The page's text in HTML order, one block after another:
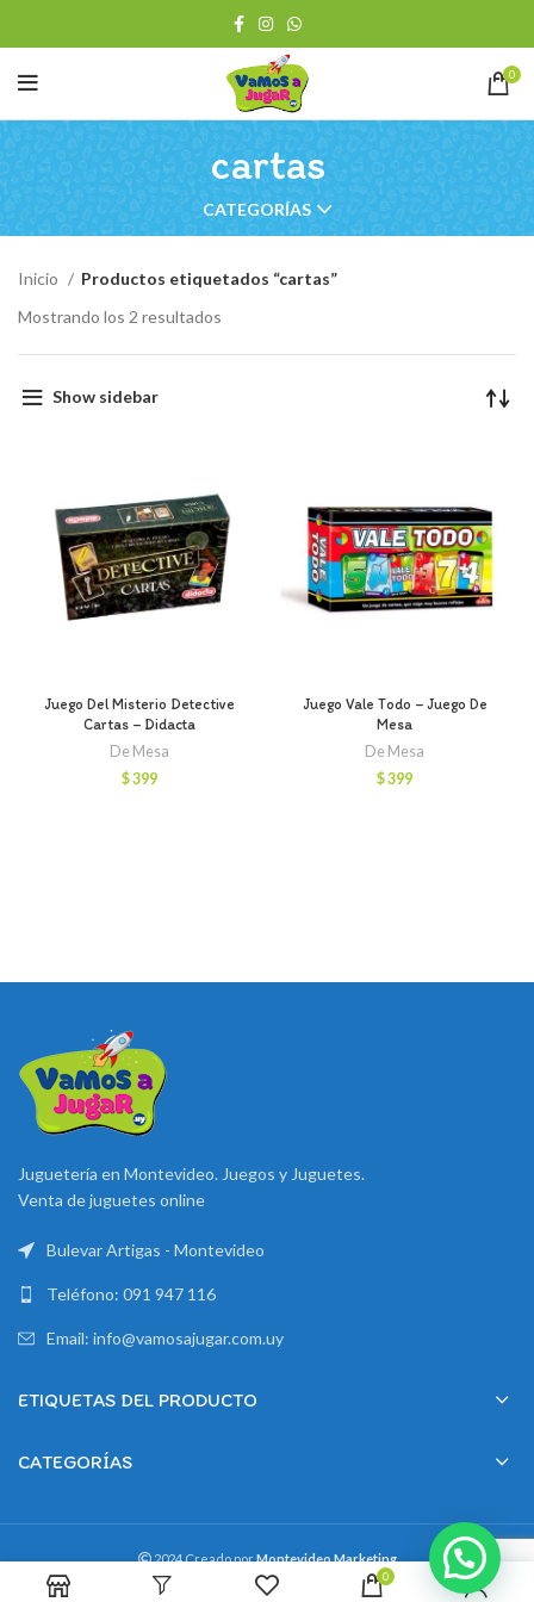
0
cartas
CATEGORÍAS
Inicio
Productos etiquetados “cartas”
Mostrando los 2 resultados
Show sidebar
Juego Del Misterio Detective
Cartas – Didacta
De Mesa
$399
Juego Vale Todo – Juego De
Mesa
De Mesa
$399
Juguetería en Montevideo. Juegos y Juguetes.
Venta de juguetes online
Bulevar Artigas - Montevideo
Teléfono: 091 947 116
Email: info@vamosajugar.com.uy
ETIQUETAS DEL PRODUCTO
CATEGORÍAS
2024 Creado porMontevideo Marketing
0